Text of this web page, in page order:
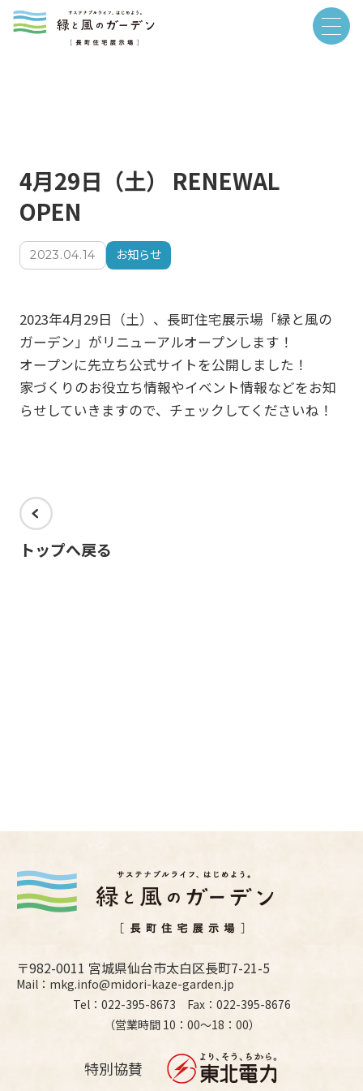
4月29日（土） RENEWAL
OPEN
2023.04.14 お知らせ
2023年4月29日（土）、長町住宅展示場「緑と風の
ガーデン」がリニューアルオープンします！
オープンに先立ち公式サイトを公開しました！
家づくりのお役立ち情報やイベント情報などをお知
らせしていきますので、チェックしてくださいね！
トップへ戻る
〒982-0011 宮城県仙台市太白区長町7-21-5
Mail：mkg.info@midori-kaze-garden.jp
Tel：022-395-8673 Fax：022-395-8676
（営業時間 10：00〜18：00）
特別協賛